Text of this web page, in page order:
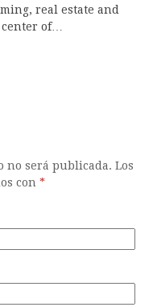
real estate and
of…
no será publicada. Los
con*